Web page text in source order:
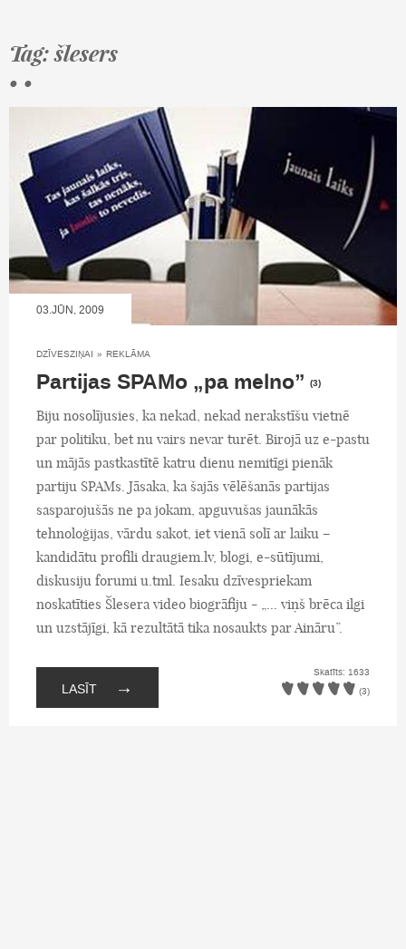
Tag: šlesers
• •
03.JŪN, 2009
DZĪVESZIŅAI » REKLĀMA
Partijas SPAMo „pa melno” (3)
Biju nosolījusies, ka nekad, nekad nerakstīšu vietnē
par politiku, bet nu vairs nevar turēt. Birojā uz e-pastu
un mājās pastkastītē katru dienu nemitīgi pienāk
partiju SPAMs. Jāsaka, ka šajās vēlēšanās partijas
sasparojušās ne pa jokam, apguvušas jaunākās
tehnoloģijas, vārdu sakot, iet vienā solī ar laiku –
kandidātu profili draugiem.lv, blogi, e-sūtījumi,
diskusiju forumi u.tml. Iesaku dzīvespriekam
noskatīties Šlesera video biogrāfiju - „... viņš brēca ilgi
un uzstājīgi, kā rezultātā tika nosaukts par Aināru”.
LASĪT →
Skatīts: 1633
(3)